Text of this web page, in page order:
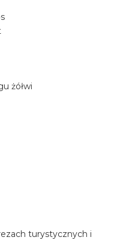
żółwi
turystycznych i